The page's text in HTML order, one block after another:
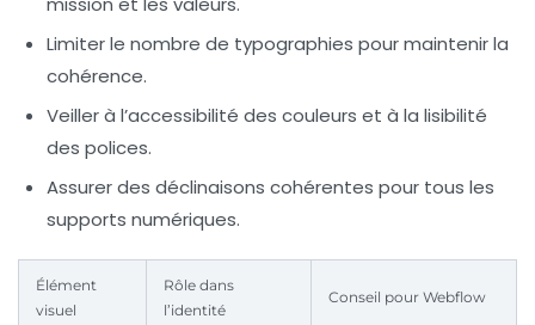
Limiter le nombre de typographies pour maintenir la
cohérence.
Veiller à l’accessibilité des couleurs et à la lisibilité
des polices.
Assurer des déclinaisons cohérentes pour tous les
supports numériques.
Élément
visuel
Rôle dans
l’identité
Conseil pour Webflow